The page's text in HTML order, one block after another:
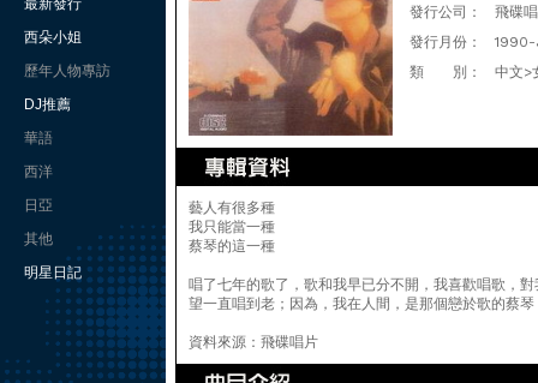
最新發行
西朵小姐
歷年人物專訪
DJ推薦
華語
西洋
日亞
其他
明星日記
發行公司：
飛碟
發行月份：
類 別：
中文>
藝人有很多種
我只能當一種
蔡琴的這一種
唱了七年的歌了，歌和我早已分不開，我喜歡唱歌，
望一直唱到老；因為，我在人間，是那個戀於歌的蔡琴
資料來源：飛碟唱片